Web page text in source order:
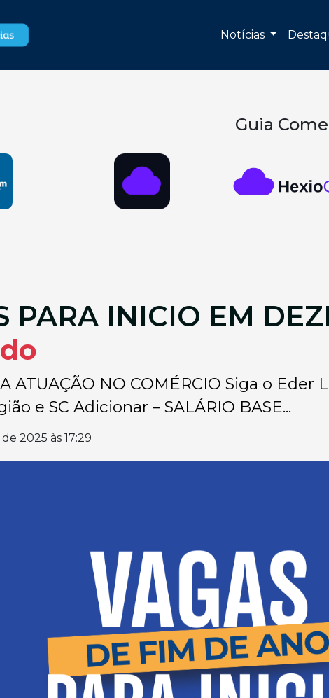
Notícias
Guia
PARA INICIO EM
ATUAÇÃO NO COMÉRCIO Siga o
e SC Adicionar – SALÁRIO BASE...
2025 às 17:29